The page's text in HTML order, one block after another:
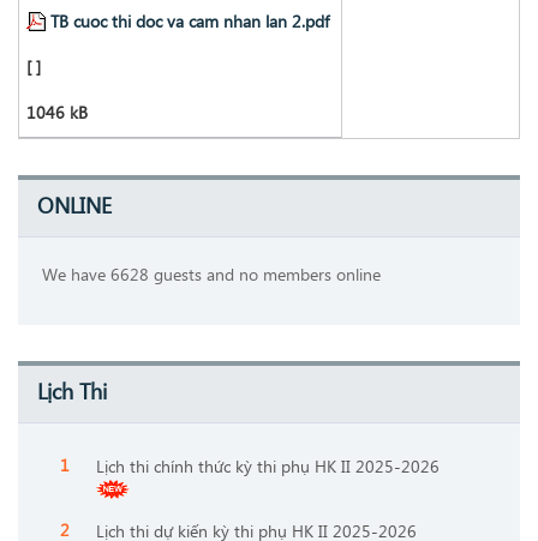
TB cuoc thi doc va cam nhan lan 2.pdf
[ ]
1046 kB
ONLINE
We have 6628 guests and no members online
Lịch Thi
Lịch thi chính thức kỳ thi phụ HK II 2025-2026
Lịch thi dự kiến kỳ thi phụ HK II 2025-2026